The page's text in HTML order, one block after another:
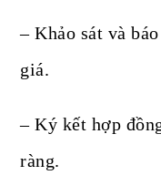
– Khảo sát và
giá.
– Ký kết hợp
ràng.